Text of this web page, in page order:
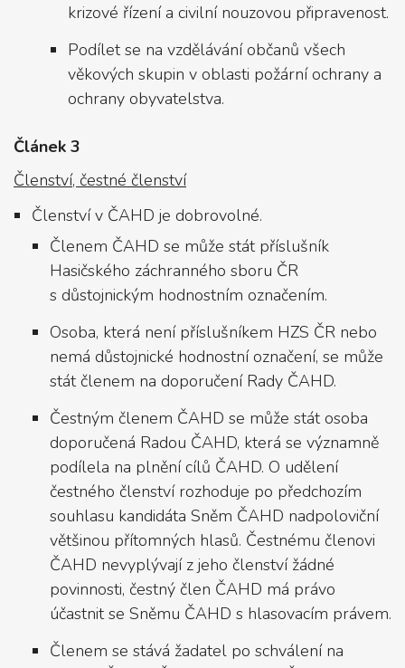
krizové řízení a civilní nouzovou připravenost.
Podílet se na vzdělávání občanů všech
věkových skupin v oblasti požární ochrany a
ochrany obyvatelstva.
Článek 3
Členství, čestné členství
Členství v ČAHD je dobrovolné.
Členem ČAHD se může stát příslušník
Hasičského záchranného sboru ČR
s důstojnickým hodnostním označením.
Osoba, která není příslušníkem HZS ČR nebo
nemá důstojnické hodnostní označení, se může
stát členem na doporučení Rady ČAHD.
Čestným členem ČAHD se může stát osoba
doporučená Radou ČAHD, která se významně
podílela na plnění cílů ČAHD. O udělení
čestného členství rozhoduje po předchozím
souhlasu kandidáta Sněm ČAHD nadpoloviční
většinou přítomných hlasů. Čestnému členovi
ČAHD nevyplývají z jeho členství žádné
povinnosti, čestný člen ČAHD má právo
účastnit se Sněmu ČAHD s hlasovacím právem.
Členem se stává žadatel po schválení na